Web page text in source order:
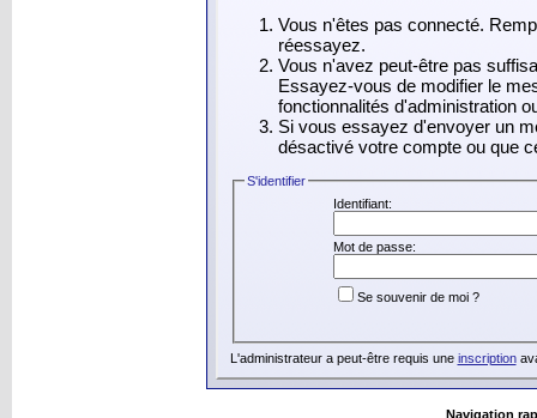
Vous n'êtes pas connecté.
réessayez.
Vous n'avez peut-être pas
Essayez-vous de modifier le
fonctionnalités d'administration
Si vous essayez d'envoyer un
désactivé votre compte ou que
S'identifier
Identifiant:
Mot de passe:
Se souvenir de moi ?
L'administrateur a peut-être requis une inscription
Navigation